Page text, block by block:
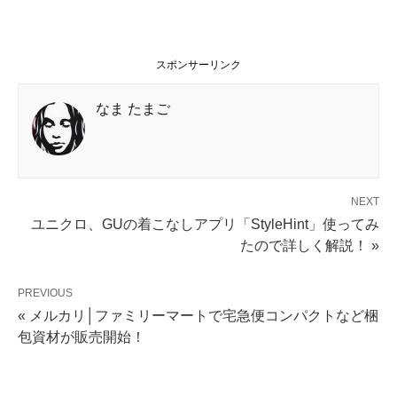
スポンサーリンク
なま たまご
NEXT
ユニクロ、GUの着こなしアプリ「StyleHint」使ってみ
たので詳しく解説！ »
PREVIOUS
« メルカリ│ファミリーマートで宅急便コンパクトなど梱
包資材が販売開始！